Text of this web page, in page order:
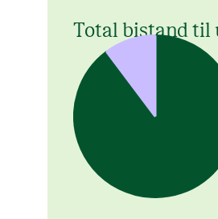
Total bistand